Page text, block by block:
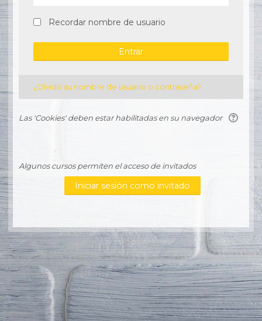
Recordar nombre de usuario
¿Olvidó su nombre de usuario o contraseña?
Las 'Cookies' deben estar habilitadas en su navegador
Algunos cursos permiten el acceso de invitados